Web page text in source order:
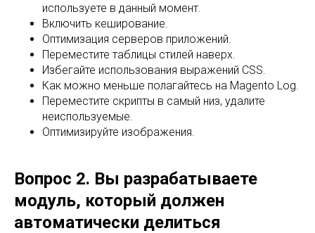
используете в данный момент.
Включить кеширование.
Оптимизация серверов приложений.
Переместите таблицы стилей наверх.
Избегайте использования выражений CSS.
Как можно меньше полагайтесь на Magento Log.
Переместите скрипты в самый низ, удалите
неиспользуемые.
Оптимизируйте изображения.
Вопрос 2. Вы разрабатываете
модуль, который должен
автоматически делиться